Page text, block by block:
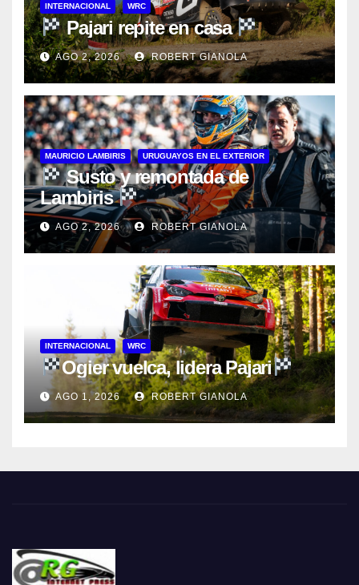
INTERNACIONAL WRC
Pajari repite en casa
AGO 2, 2026 ROBERT GIANOLA
MAURICIO LAMBIRIS URUGUAYOS EN EL EXTERIOR
Susto y remontada de
Lambiris
AGO 2, 2026 ROBERT GIANOLA
INTERNACIONAL WRC
Ogier vuelca, lidera Pajari
AGO 1, 2026 ROBERT GIANOLA